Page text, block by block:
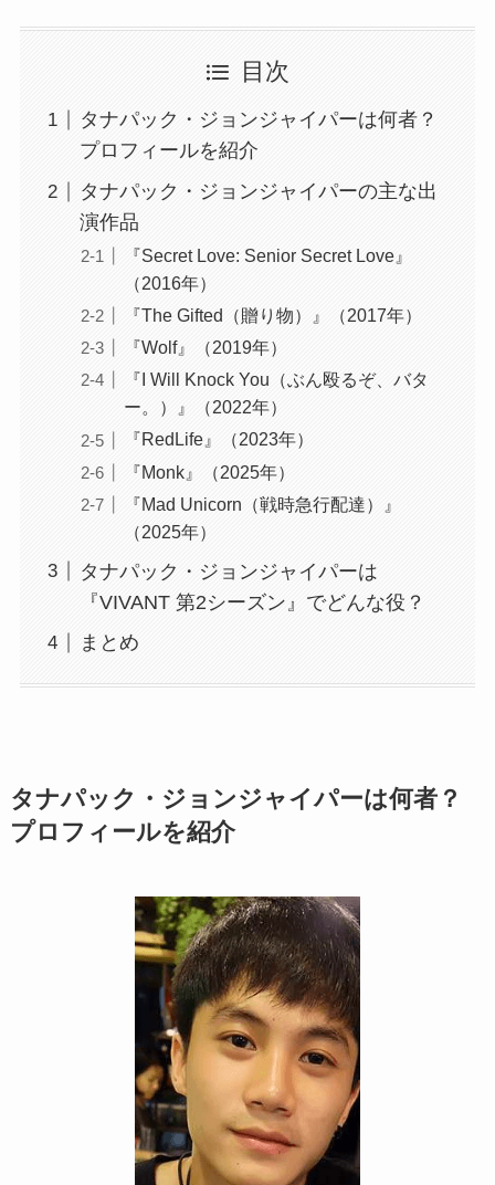
目次
タナパック・ジョンジャイパーは何者？
プロフィールを紹介
タナパック・ジョンジャイパーの主な出
演作品
『Secret Love: Senior Secret Love』
（2016年）
『The Gifted（贈り物）』（2017年）
『Wolf』（2019年）
『I Will Knock You（ぶん殴るぞ、バタ
ー。）』（2022年）
『RedLife』（2023年）
『Monk』（2025年）
『Mad Unicorn（戦時急行配達）』
（2025年）
タナパック・ジョンジャイパーは
『VIVANT 第2シーズン』でどんな役？
まとめ
タナパック・ジョンジャイパーは何者？
プロフィールを紹介